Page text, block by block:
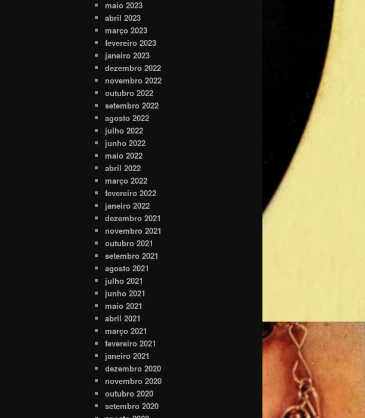
maio 2023
abril 2023
março 2023
fevereiro 2023
janeiro 2023
dezembro 2022
novembro 2022
outubro 2022
setembro 2022
agosto 2022
julho 2022
junho 2022
maio 2022
abril 2022
março 2022
fevereiro 2022
janeiro 2022
dezembro 2021
novembro 2021
outubro 2021
setembro 2021
agosto 2021
julho 2021
junho 2021
maio 2021
abril 2021
março 2021
fevereiro 2021
janeiro 2021
dezembro 2020
novembro 2020
outubro 2020
setembro 2020